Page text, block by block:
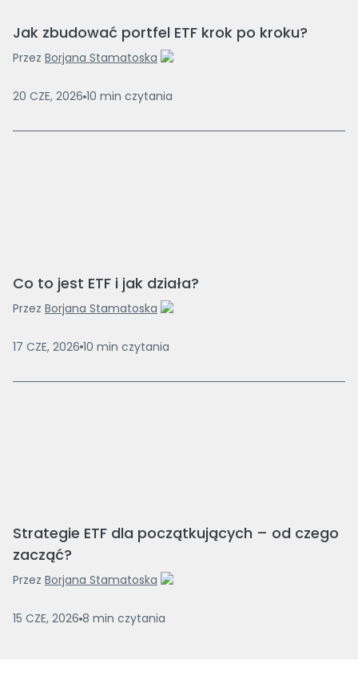
Jak zbudować portfel ETF krok po kroku?
Przez Borjana Stamatoska
20 CZE, 2026 10 min czytania
Co to jest ETF i jak działa?
Przez Borjana Stamatoska
17 CZE, 2026 10 min czytania
Strategie ETF dla początkujących – od czego
zacząć?
Przez Borjana Stamatoska
15 CZE, 2026 8 min czytania